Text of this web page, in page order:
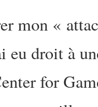
mon «
eu droit à
for